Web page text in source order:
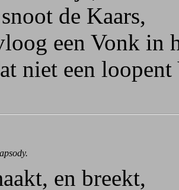
de Kaars,
een Vonk in
niet een
en breekt,